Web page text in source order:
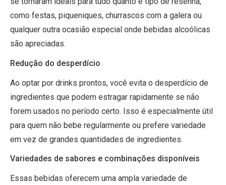
como festas, piqueniques, churrascos com a galera ou
qualquer outra ocasião especial onde bebidas alcoólicas
são apreciadas.
Redução do desperdício
Ao optar por drinks prontos, você evita o desperdício de
ingredientes que podem estragar rapidamente se não
forem usados no período certo. Isso é especialmente útil
para quem não bebe regularmente ou prefere variedade
em vez de grandes quantidades de ingredientes.
Variedades de sabores e combinações disponíveis
Essas bebidas oferecem uma ampla variedade de